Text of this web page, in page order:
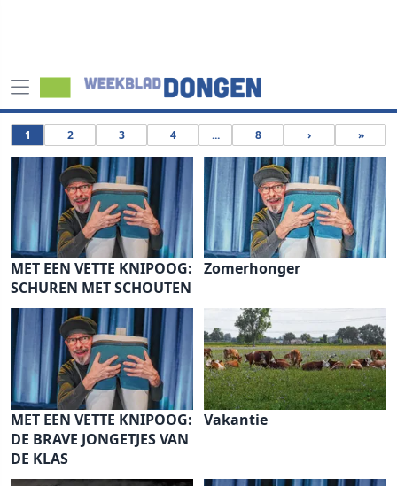
1 2 3 4 ... 8 › »
MET EEN VETTE KNIPOOG:
SCHUREN MET SCHOUTEN
Zomerhonger
MET EEN VETTE KNIPOOG:
DE BRAVE JONGETJES VAN
DE KLAS
Vakantie